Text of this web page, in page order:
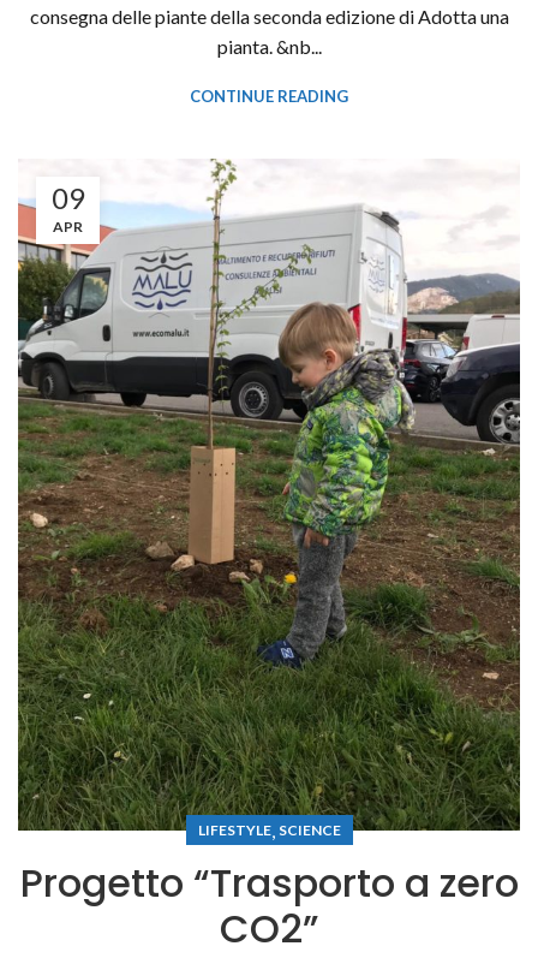
consegna delle piante della seconda edizione di Adotta una
pianta. &nb...
CONTINUE READING
09
APR
LIFESTYLE, SCIENCE
P r o g e t t o “ T r a s p o r t o a ze r o
C O2 ”